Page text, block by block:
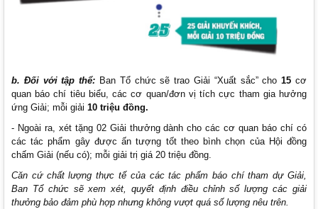
b. Đối với tập thể: Ban Tổ chức sẽ trao Giải “Xuất sắc” cho15 cơ
quan báo chí tiêu biểu, các cơ quan/đơn vị tích cực tham gia hưởng
ứng Giải; mỗi giải 10 triệu đồng.
- Ngoài ra, xét tặng 02 Giải thưởng dành cho các cơ quan báo chí có
các tác phẩm gây được ấn tượng tốt theo bình chọn của Hội đồng
chấm Giải (nếu có); mỗi giải trị giá 20 triệu đồng.
Căn cứ chất lượng thực tế của các tác phẩm báo chí tham dự Giải,
Ban Tổ chức sẽ xem xét, quyết định điều chỉnh số lượng các giải
thưởng bảo đảm phù hợp nhưng không vượt quá số lượng nêu trên.